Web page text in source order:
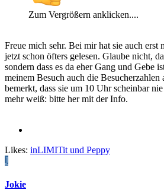
Zum Vergrößern anklicken....
Freue mich sehr. Bei mir hat sie auch erst
jetzt schon öfters gelesen. Glaube nicht,
sondern dass es da eher Gang und Gebe
meinem Besuch auch die Besucherzahlen
bemerkt, dass sie um 10 Uhr scheinbar
mehr weiß: bitte her mit der Info.
Likes: inLIMITitund Peppy
J
Jokie